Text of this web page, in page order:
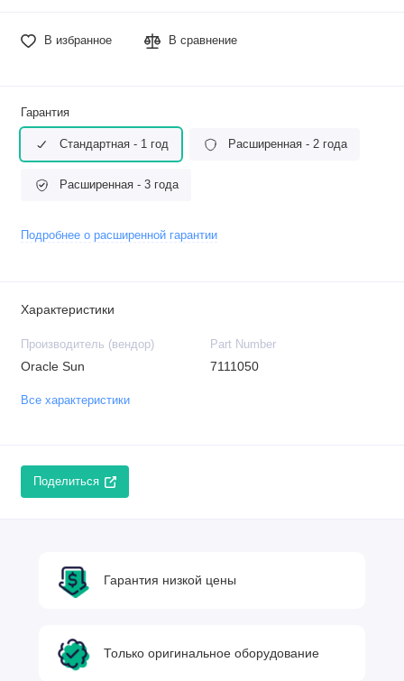
В избранное В сравнение
Гарантия
Стандартная - 1 год Расширенная - 2 года
Расширенная - 3 года
Подробнее о расширенной гарантии
Характеристики
Производитель (вендор)
Oracle Sun
Part Number
7111050
Все характеристики
Поделиться
Гарантия низкой цены
Только оригинальное оборудование